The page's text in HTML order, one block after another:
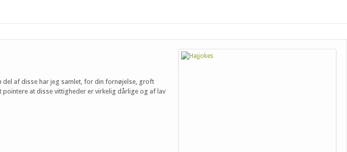
af disse har jeg samlet, for din fornøjelse, groft
pointere at disse vittigheder er virkelig dårlige og af lav